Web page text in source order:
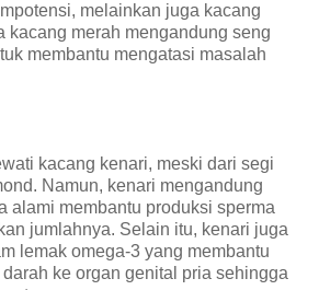
melainkan juga kacang
kacang merah mengandung seng
membantu mengatasi masalah
kacang kenari, meski dari segi
Namun, kenari mengandung
alami membantu produksi sperma
jumlahnya. Selain itu, kenari juga
lemak omega-3 yang membantu
ke organ genital pria sehingga